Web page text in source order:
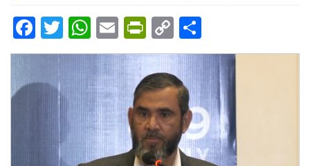
Facebook
Twitter
WhatsApp
EmailPrintFriendly
Copy
Link